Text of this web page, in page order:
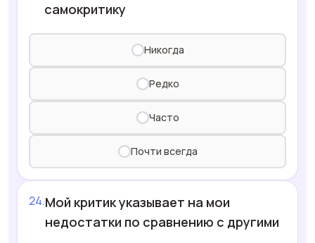
самокритику
Никогда
Редко
Часто
Почти всегда
Мой критик указывает на мои
недостатки по сравнению с другими